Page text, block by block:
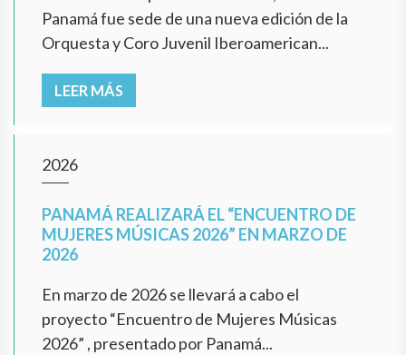
Panamá fue sede de una nueva edición de la
Orquesta y Coro Juvenil Iberoamerican...
LEER MÁS
2026
PANAMÁ REALIZARÁ EL “ENCUENTRO DE
MUJERES MÚSICAS 2026” EN MARZO DE
2026
En marzo de 2026 se llevará a cabo el
proyecto “Encuentro de Mujeres Músicas
2026” , presentado por Panamá...